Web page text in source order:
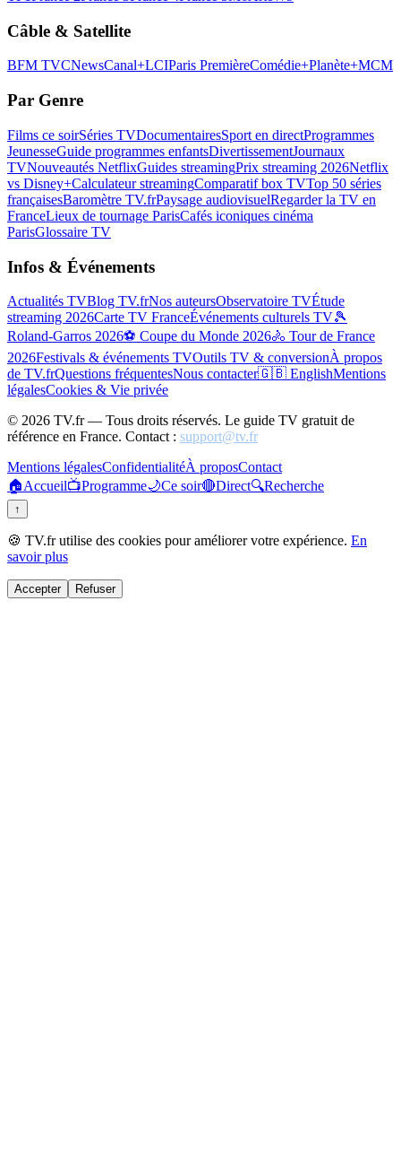
Câble & Satellite
BFM TVCNewsCanal+LCIParis PremièreComédie+Planète+MCM
Par Genre
Films ce soirSéries TVDocumentairesSport en directProgrammes
JeunesseGuide programmes enfantsDivertissementJournaux
TVNouveautés NetflixGuides streamingPrix streaming 2026Netflix
vs Disney+Calculateur streamingComparatif box TVTop 50 séries
françaisesBaromètre TV.frPaysage audiovisuelRegarder la TV en
FranceLieux de tournage ParisCafés iconiques cinéma
ParisGlossaire TV
Infos & Événements
Actualités TVBlog TV.frNos auteursObservatoire TVÉtude
streaming 2026Carte TV FranceÉvénements culturels TV🎾
Roland-Garros 2026⚽ Coupe du Monde 2026🚴 Tour de France
2026Festivals & événements TVOutils TV & conversionÀ propos
de TV.frQuestions fréquentesNous contacter🇬🇧 EnglishMentions
légalesCookies & Vie privée
© 2026 TV.fr — Tous droits réservés. Le guide TV gratuit de
référence en France. Contact : support@tv.fr
Mentions légalesConfidentialitéÀ proposContact
🏠Accueil📺Programme🌙Ce soir🔴Direct🔍Recherche
↑
🍪 TV.fr utilise des cookies pour améliorer votre expérience. En
savoir plus
Accepter Refuser